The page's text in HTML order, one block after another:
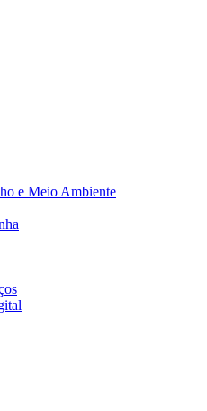
e Meio Ambiente